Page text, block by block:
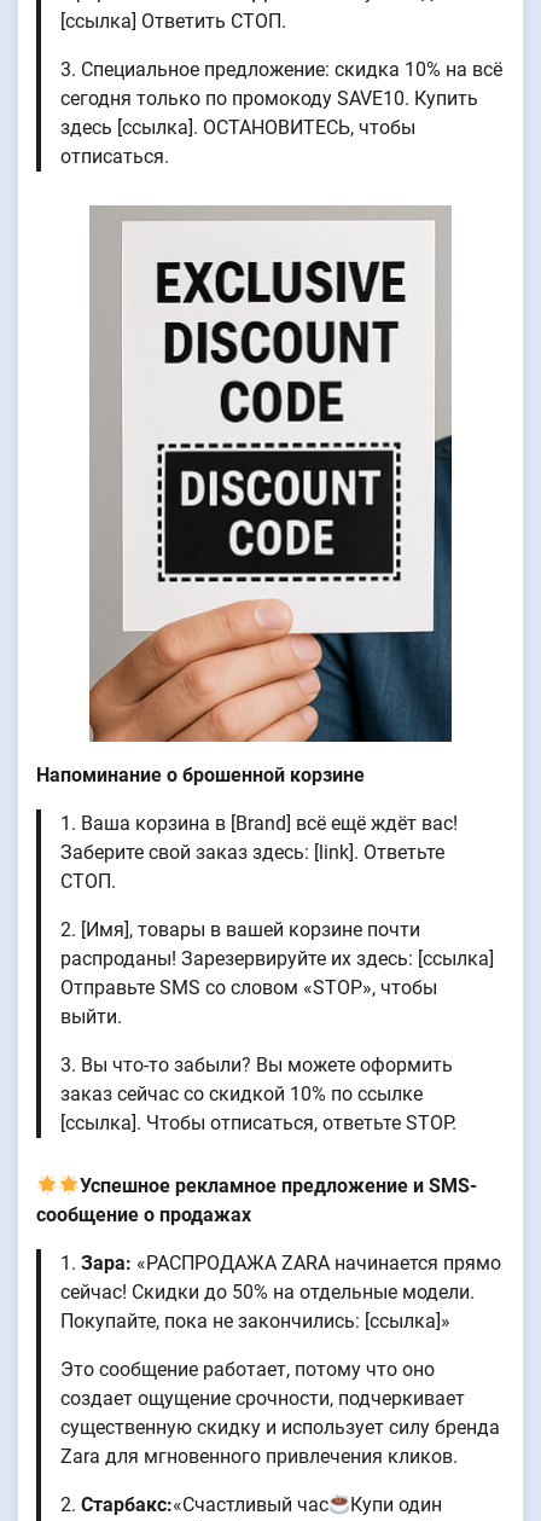
[ссылка] Ответить СТОП.
3. Специальное предложение: скидка 10% на всё
сегодня только по промокоду SAVE10. Купить
здесь [ссылка]. ОСТАНОВИТЕСЬ, чтобы
отписаться.
Напоминание о брошенной корзине
1. Ваша корзина в [Brand] всё ещё ждёт вас!
Заберите свой заказ здесь: [link]. Ответьте
СТОП.
2. [Имя], товары в вашей корзине почти
распроданы! Зарезервируйте их здесь: [ссылка]
Отправьте SMS со словом «STOP», чтобы
выйти.
3. Вы что-то забыли? Вы можете оформить
заказ сейчас со скидкой 10% по ссылке
[ссылка]. Чтобы отписаться, ответьте STOP.
Успешное рекламное предложение и SMS-
сообщение о продажах
1. Зара: «РАСПРОДАЖА ZARA начинается прямо
сейчас! Скидки до 50% на отдельные модели.
Покупайте, пока не закончились: [ссылка]»
Это сообщение работает, потому что оно
создает ощущение срочности, подчеркивает
существенную скидку и использует силу бренда
Zara для мгновенного привлечения кликов.
2. Старбакс:«Счастливый час
Купи один